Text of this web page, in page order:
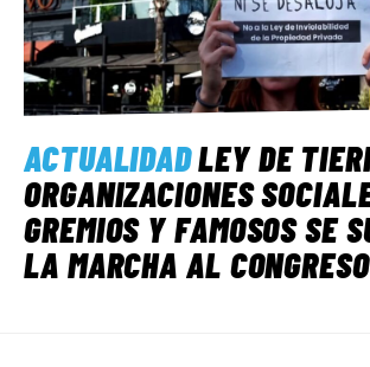
ACTUALIDADLEY DE
ORGANIZACIONES
GREMIOS Y FAMOSOS SE
LA MARCHA AL CONGRESO